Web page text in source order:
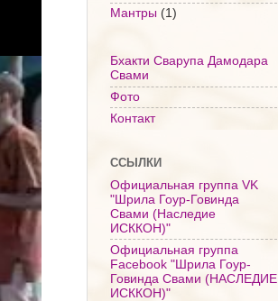
Мантры (1)
Бхакти Сварупа Дамодара
Свами
Фото
Контакт
ССЫЛКИ
Официальная группа VK
"Шрила Гоур-Говинда
Свами (Наследие
ИСККОН)"
Официальная группа
Facebook "Шрила Гоур-
Говинда Свами (НАСЛЕДИЕ
ИСККОН)"